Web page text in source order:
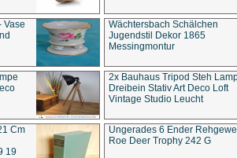
Vase
Wächtersbach Schälchen
Jugendstil Dekor 1865
Messingmontur
2x Bauhaus Tripod Steh
Dreibein Stativ Art Deco Loft
Vintage Studio Leucht
Cm
19
Ungerades 6 Ender
Roe Deer Trophy 242 G